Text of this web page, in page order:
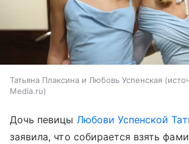
Татьяна Плаксина и Любовь Успенская
Media.ru
Дочь певицы Любови Успенской
заявила, что собирается взять